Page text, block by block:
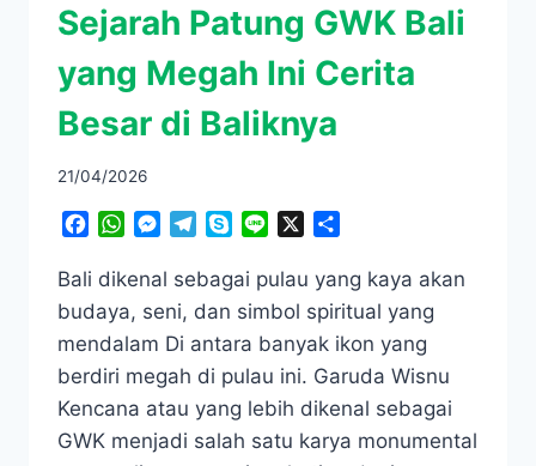
Sejarah Patung GWK Bali
yang Megah Ini Cerita
Besar di Baliknya
21/04/2026
Facebook
WhatsApp
Messenger
TelegramSkypeLine
Bali dikenal sebagai pulau yang kaya akan
budaya, seni, dan simbol spiritual yang
mendalam Di antara banyak ikon yang
berdiri megah di pulau ini. Garuda Wisnu
Kencana atau yang lebih dikenal sebagai
GWK menjadi salah satu karya monumental